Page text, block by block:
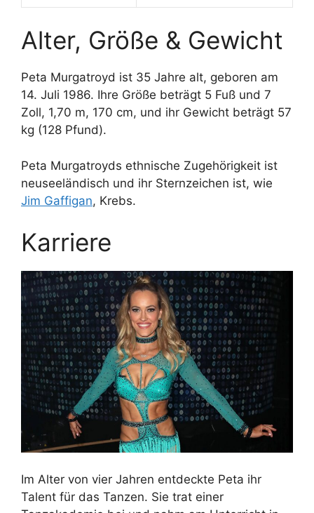
Alter, Größe & Gewicht
Peta Murgatroyd ist 35 Jahre alt, geboren am
14. Juli 1986. Ihre Größe beträgt 5 Fuß und 7
Zoll, 1,70 m, 170 cm, und ihr Gewicht beträgt 57
kg (128 Pfund).
Peta Murgatroyds ethnische Zugehörigkeit ist
neuseeländisch und ihr Sternzeichen ist, wie
Jim Gaffigan, Krebs.
Karriere
Im Alter von vier Jahren entdeckte Peta ihr
Talent für das Tanzen. Sie trat einer